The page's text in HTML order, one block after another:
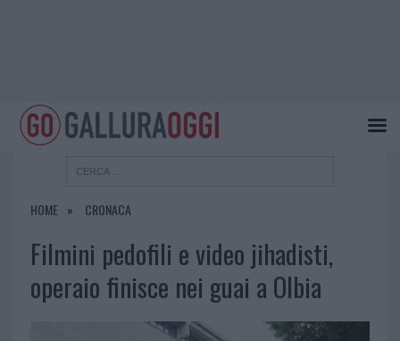
HOME CRONACA
Filmini pedofili e video jihadisti,
operaio finisce nei guai a Olbia